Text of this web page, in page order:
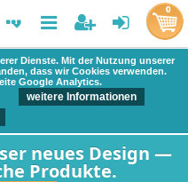
Dienste. Mit der Nutzung unserer
dass wir Cookies verwenden.
Google Analytics.
weitere Informationen
neues Design —
Produkte.
0